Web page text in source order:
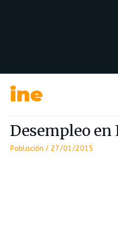
ine
Desempleo en
Población / 27/01/2015